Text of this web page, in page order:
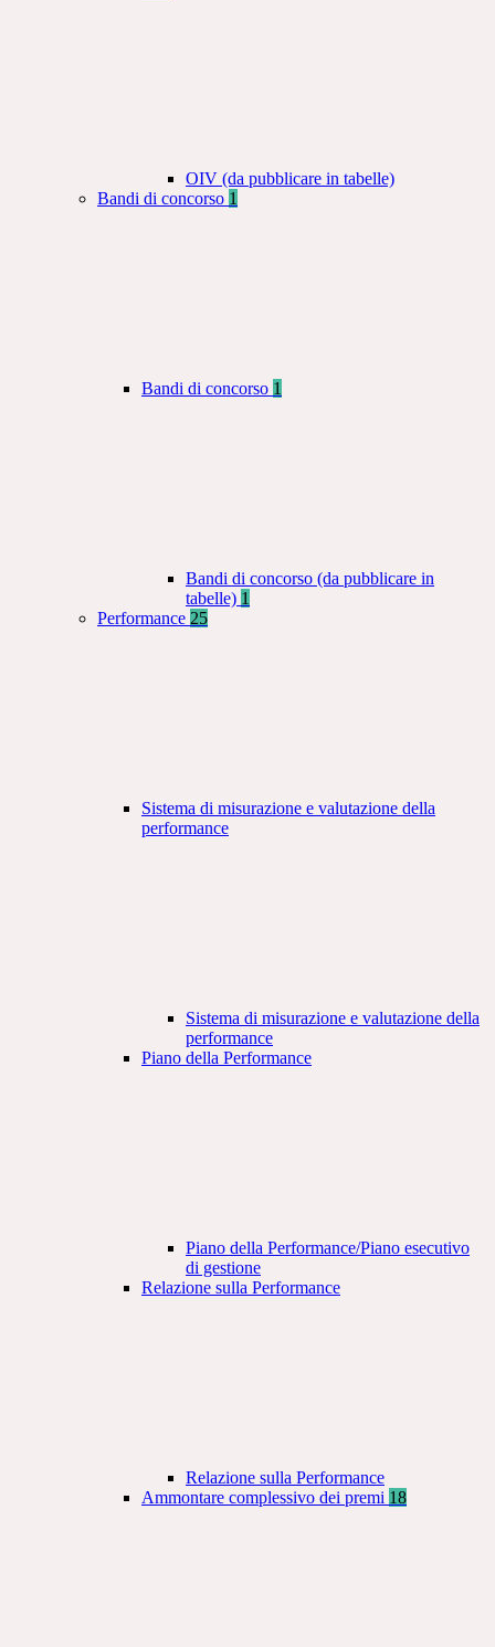
OIV (da pubblicare in tabelle)
Bandi di concorso 1
Bandi di concorso 1
Bandi di concorso (da pubblicare in
tabelle) 1
Performance 25
Sistema di misurazione e valutazione della
performance
Sistema di misurazione e valutazione della
performance
Piano della Performance
Piano della Performance/Piano esecutivo
di gestione
Relazione sulla Performance
Relazione sulla Performance
Ammontare complessivo dei premi 18